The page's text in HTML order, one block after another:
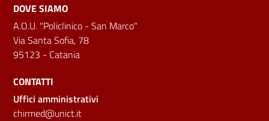
DOVE SIAMO
A.O.U. "Policlinico - San Marco"
Via Santa Sofia, 78
95123 - Catania
CONTATTI
Uffici amministrativi
chirmed@unict.it